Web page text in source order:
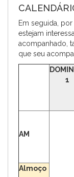
Em seguida,
estejam
acompanhado,
que seu
1
AM
Almoço